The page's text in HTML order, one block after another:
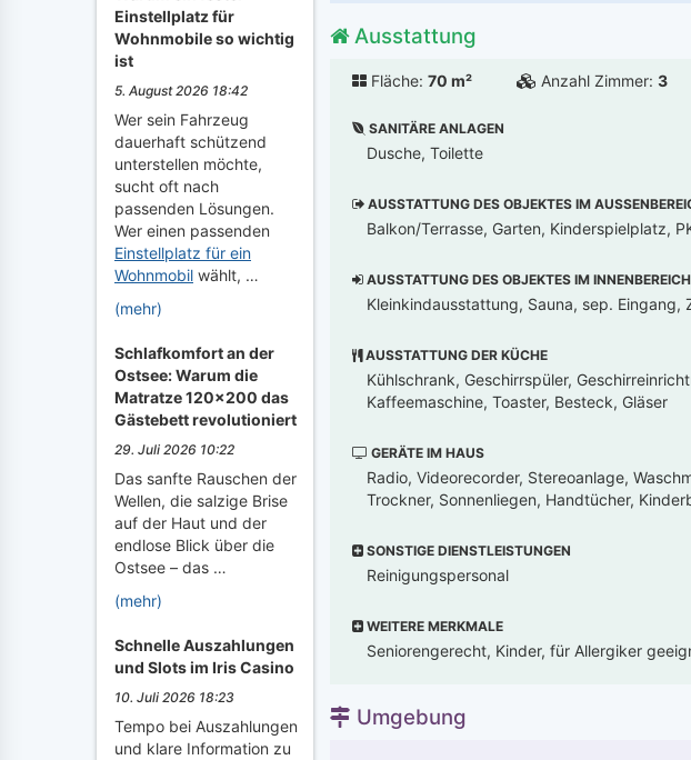
Einstellplatz für
Wohnmobile so wichtig
ist
5. August 2026 18:42
Wer sein Fahrzeug
dauerhaft schützend
unterstellen möchte,
sucht oft nach
passenden Lösungen.
Wer einen passenden
Einstellplatz für ein
Wohnmobil wählt, …
(mehr)
Schlafkomfort an der
Ostsee: Warum die
Matratze 120x200 das
Gästebett revolutioniert
29. Juli 2026 10:22
Das sanfte Rauschen der
Wellen, die salzige Brise
auf der Haut und der
endlose Blick über die
Ostsee – das …
(mehr)
Schnelle Auszahlungen
und Slots im Iris Casino
10. Juli 2026 18:23
Tempo bei Auszahlungen
und klare Information zu
Ausstattung
Fläche: 70 m² Anzahl Zimmer: 3
SANITÄRE ANLAGEN
Dusche, Toilette
AUSSTATTUNG DES OBJEKTES IM
Balkon/Terrasse, Garten, Kinderspielplatz,
AUSSTATTUNG DES OBJEKTES IM INNENBEREICH
Kleinkindausstattung, Sauna, sep. Eingang,
AUSSTATTUNG DER KÜCHE
Kühlschrank, Geschirrspüler,
Kaffeemaschine, Toaster, Besteck, Gläser
GERÄTE IM HAUS
Radio, Videorecorder, Stereoanlage,
Trockner, Sonnenliegen, Handtücher,
SONSTIGE DIENSTLEISTUNGEN
Reinigungspersonal
WEITERE MERKMALE
Seniorengerecht, Kinder, für Allergiker
Umgebung